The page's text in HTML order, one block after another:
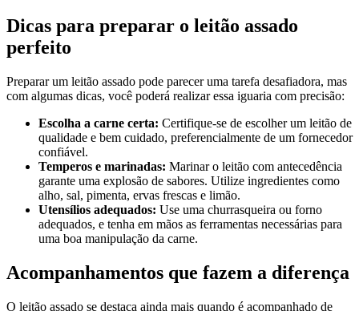
Dicas para preparar o leitão assado
perfeito
Preparar um leitão assado pode parecer uma tarefa desafiadora, mas
com algumas dicas, você poderá realizar essa iguaria com precisão:
Escolha a carne certa: Certifique-se de escolher um leitão de
qualidade e bem cuidado, preferencialmente de um fornecedor
confiável.
Temperos e marinadas: Marinar o leitão com antecedência
garante uma explosão de sabores. Utilize ingredientes como
alho, sal, pimenta, ervas frescas e limão.
Utensílios adequados: Use uma churrasqueira ou forno
adequados, e tenha em mãos as ferramentas necessárias para
uma boa manipulação da carne.
Acompanhamentos que fazem a diferença
O leitão assado se destaca ainda mais quando é acompanhado de